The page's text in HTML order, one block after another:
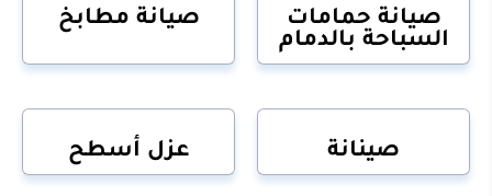
صيانة حمامات
السباحة بالدمام
صيانة مطابخ
صينانة عزل أسطح